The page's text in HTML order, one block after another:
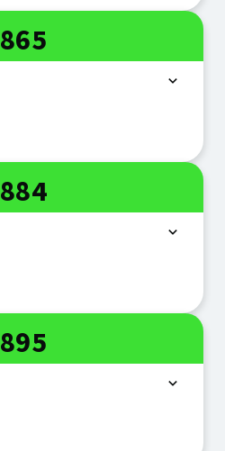
Linie
865
Linie
884
Linie
895